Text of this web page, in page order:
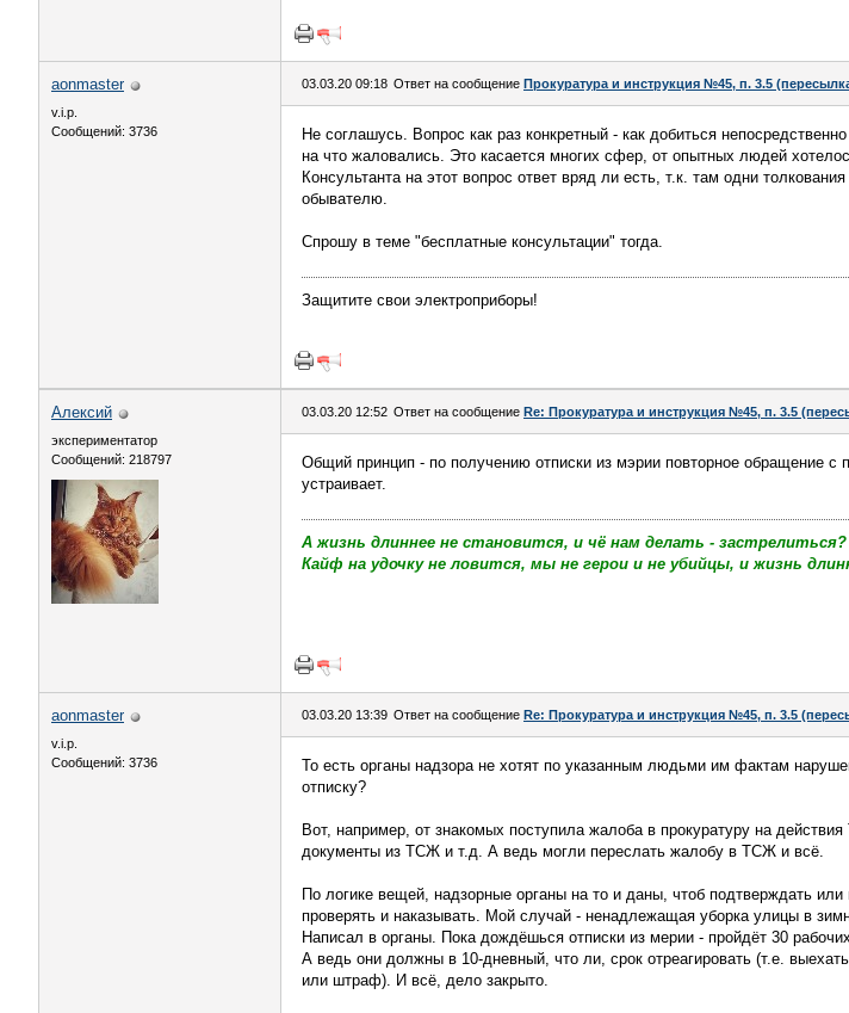
aonmaster
v.i.p.
Сообщений: 3736
03.03.20 09:18 Ответ на сообщение Прокуратура и инструкция №45, п. 3.5
Не соглашусь. Вопрос как раз конкретный - как добиться
на что жаловались. Это касается многих сфер, от опытных людей
Консультанта на этот вопрос ответ вряд ли есть, т.к. там одни
обывателю.
Спрошу в теме "бесплатные консультации" тогда.
Защитите свои электроприборы!
Алексий
экспериментатор
Сообщений: 218797
03.03.20 12:52 Ответ на сообщение Re: Прокуратура и инструкция №45, п. 3.5
Общий принцип - по получению отписки из мэрии повторное обращение с
устраивает.
А жизнь длиннее не становится, и чё нам делать - застрелиться?
Кайф на удочку не ловится, мы не герои и не убийцы, и жизнь
aonmaster
v.i.p.
Сообщений: 3736
03.03.20 13:39 Ответ на сообщение Re: Прокуратура и инструкция №45, п. 3.5
То есть органы надзора не хотят по указанным людьми им фактам
отписку?
Вот, например, от знакомых поступила жалоба в прокуратуру на
документы из ТСЖ и т.д. А ведь могли переслать жалобу в ТСЖ и всё.
По логике вещей, надзорные органы на то и даны, чтоб подтверждать
проверять и наказывать. Мой случай - ненадлежащая уборка улицы в
Написал в органы. Пока дождёшься отписки из мерии - пройдёт 30
А ведь они должны в 10-дневный, что ли, срок отреагировать (т.е.
или штраф). И всё, дело закрыто.